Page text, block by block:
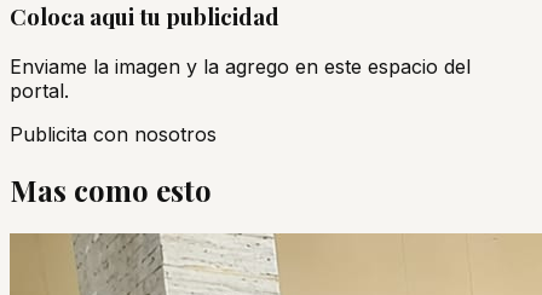
Coloca aqui tu publicidad
Enviame la imagen y la agrego en este espacio del
portal.
Publicita con nosotros
Mas como esto